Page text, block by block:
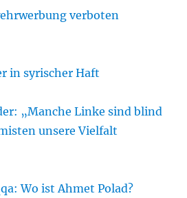
verboten
in syrischer Haft
„Manche Linke sind blind
unsere Vielfalt
Wo ist Ahmet Polad?